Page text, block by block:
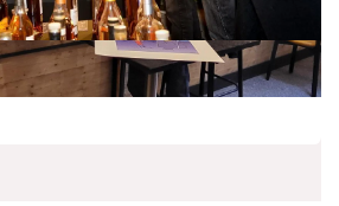
Van Antwerpen